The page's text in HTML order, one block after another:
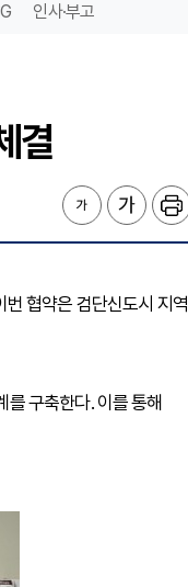
인사·부고
결
협약은 검단신도시 지역
를 구축한다. 이를 통해